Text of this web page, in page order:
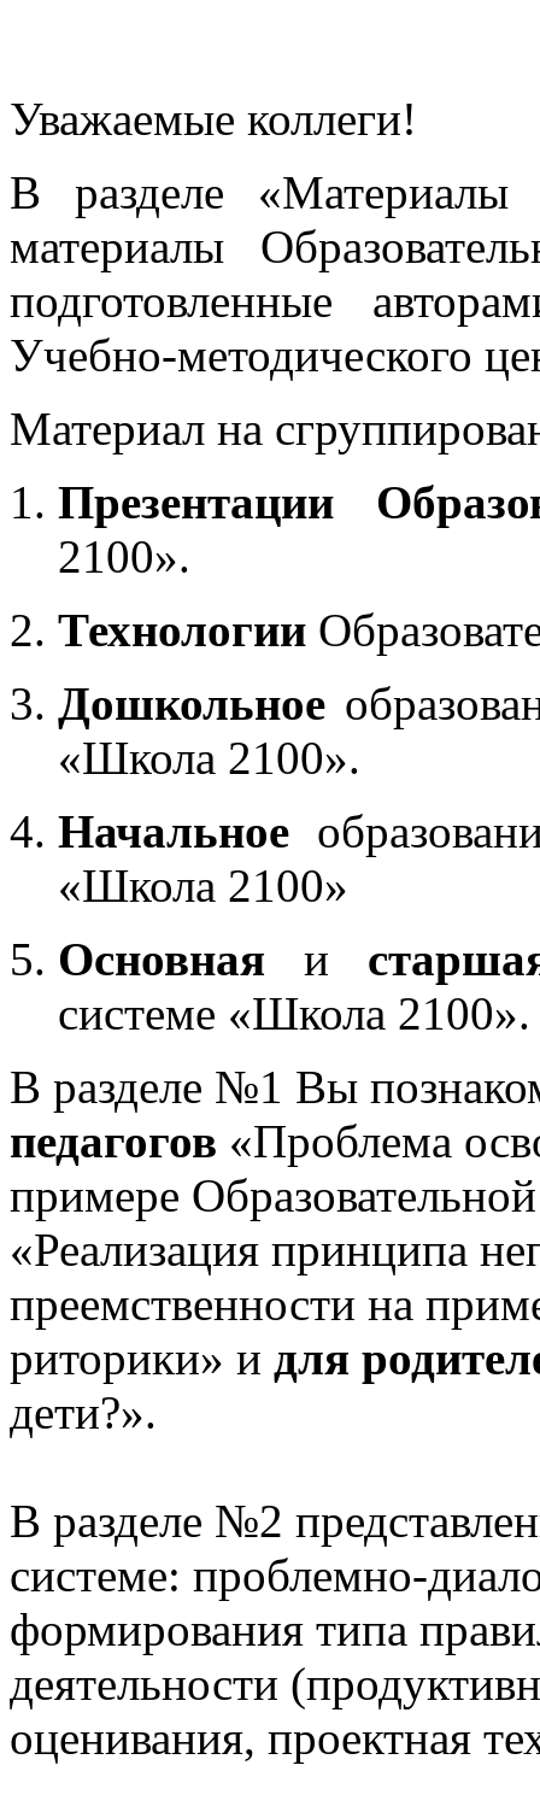
Уважаемые коллеги!
В разделе «Материалы
материалы
подготовленные
Учебно-методического
Материал на
Презентации
2100».
Технологии
Дошкольное
«Школа 2100».
Начальное
«Школа 2100»
Основная и
системе «Школа 2100».
В разделе №1 Вы
педагогов «Проблема
примере
«Реализация принципа
преемственности на
риторики» и для
дети?».
В разделе №2
системе: проблемно-
формирования типа
деятельности
оценивания, проектная